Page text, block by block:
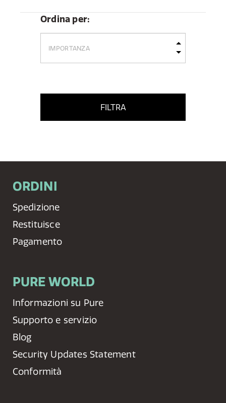
Ordina per:
FILTRA
ORDINI
Spedizione
Restituisce
Pagamento
PURE WORLD
Informazioni su Pure
Supporto e servizio
Blog
Security Updates Statement
Conformità